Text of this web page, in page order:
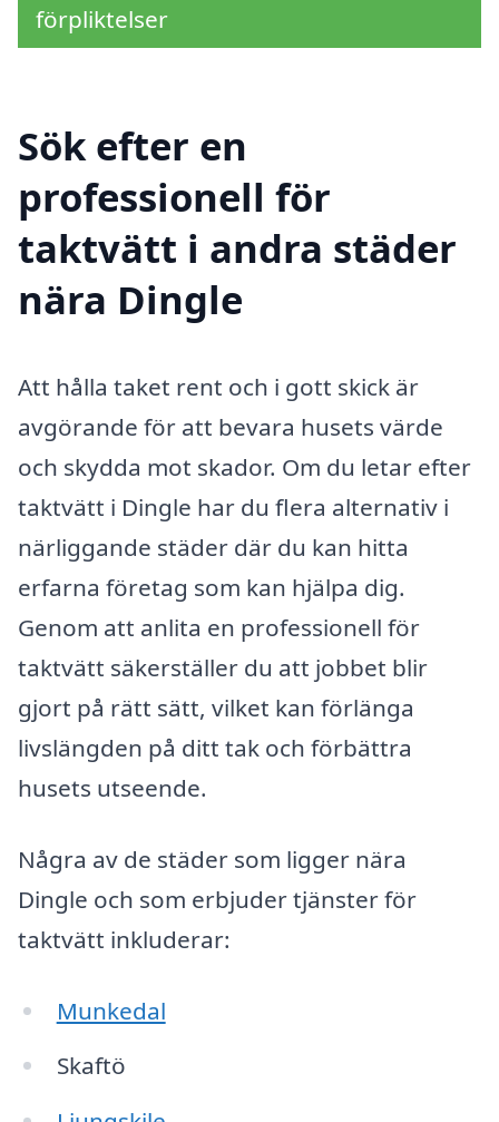
förpliktelser
Sök efter en
professionell för
taktvätt i andra städer
nära Dingle
Att hålla taket rent och i gott skick är
avgörande för att bevara husets värde
och skydda mot skador. Om du letar efter
taktvätt i Dingle har du flera alternativ i
närliggande städer där du kan hitta
erfarna företag som kan hjälpa dig.
Genom att anlita en professionell för
taktvätt säkerställer du att jobbet blir
gjort på rätt sätt, vilket kan förlänga
livslängden på ditt tak och förbättra
husets utseende.
Några av de städer som ligger nära
Dingle och som erbjuder tjänster för
taktvätt inkluderar:
Munkedal
Skaftö